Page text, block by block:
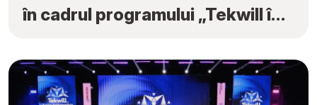
în cadrul programului „Tekwill în